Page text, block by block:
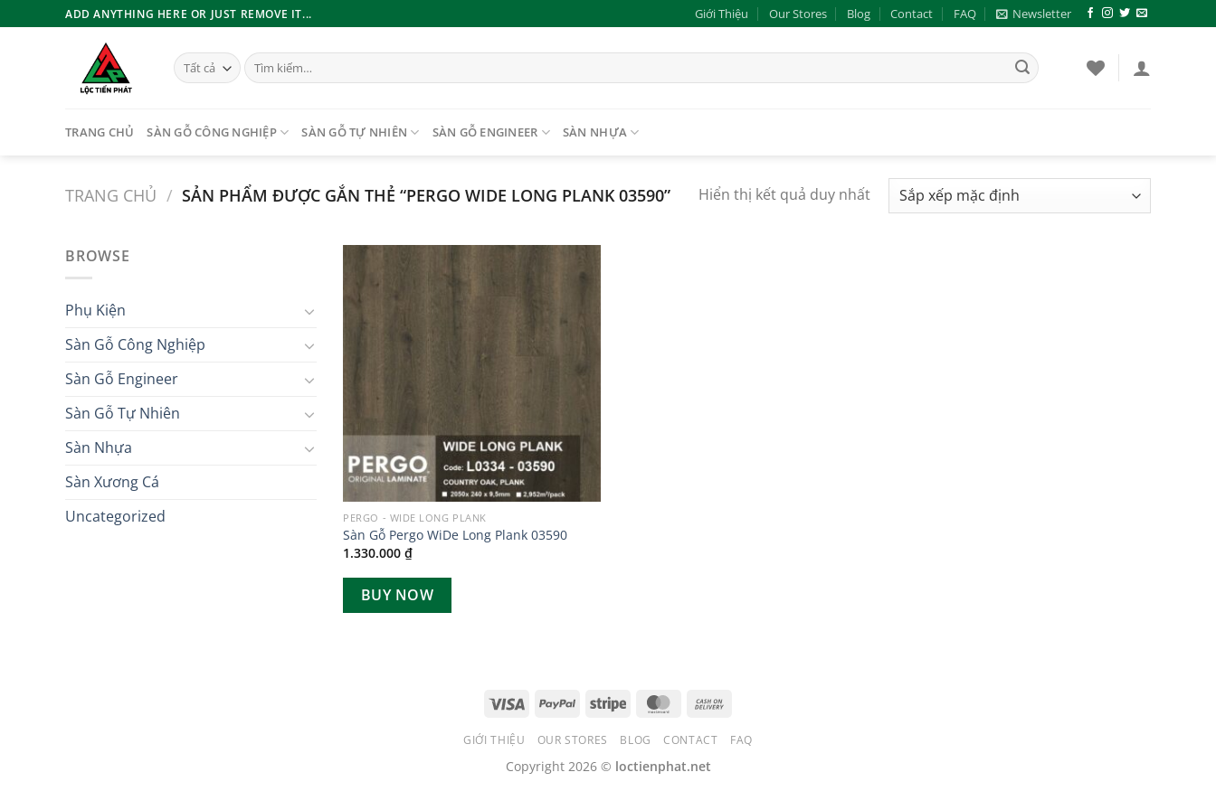
qua
ADD ANYTHING HERE OR JUST REMOVE IT... Giới Thiệu Our Stores Blog Contact FAQ Newsletter
Tìm
kiếm:
TRANG CHỦ SÀN GỖ CÔNG NGHIỆP SÀN GỖ TỰ NHIÊN SÀN GỖ ENGINEER SÀN NHỰA
TRANG CHỦ / SẢN PHẨM ĐƯỢC GẮN THẺ “PERGO WIDE LONG PLANK 03590” Hiển thị kết quả duy nhất
BROWSE
Phụ Kiện
Sàn Gỗ Công Nghiệp
Sàn Gỗ Engineer
Sàn Gỗ Tự Nhiên
Sàn Nhựa
Sàn Xương Cá
Uncategorized
PERGO - WIDE LONG PLANK
Sàn Gỗ Pergo WiDe Long Plank 03590
1.330.000₫
BUY NOW
GIỚI THIỆU OUR STORES BLOG CONTACT FAQ
Copyright 2026 © loctienphat.net